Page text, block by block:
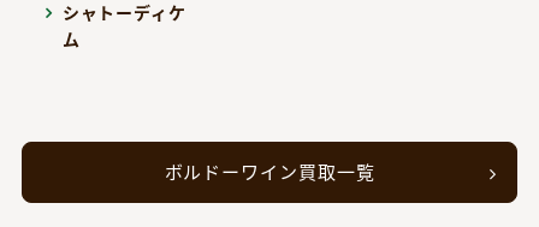
シャトーディケ
ム
ボルドーワイン買取一覧